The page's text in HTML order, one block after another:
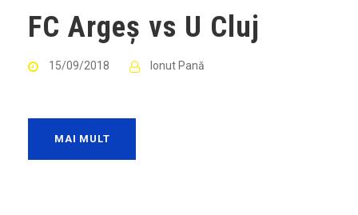
FC Argeș vs U Cluj
15/09/2018 Ionut Pană
MAI MULT